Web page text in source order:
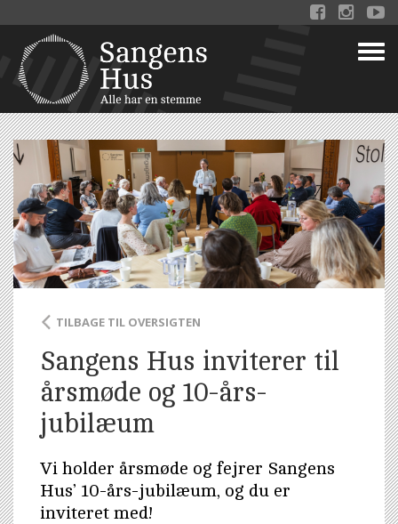
  
TILBAGE TIL OVERSIGTEN
Sangens Hus inviterer til
årsmøde og 10-års-
jubilæum
Vi holder årsmøde og fejrer Sangens
Hus’ 10-års-jubilæum, og du er
inviteret med!